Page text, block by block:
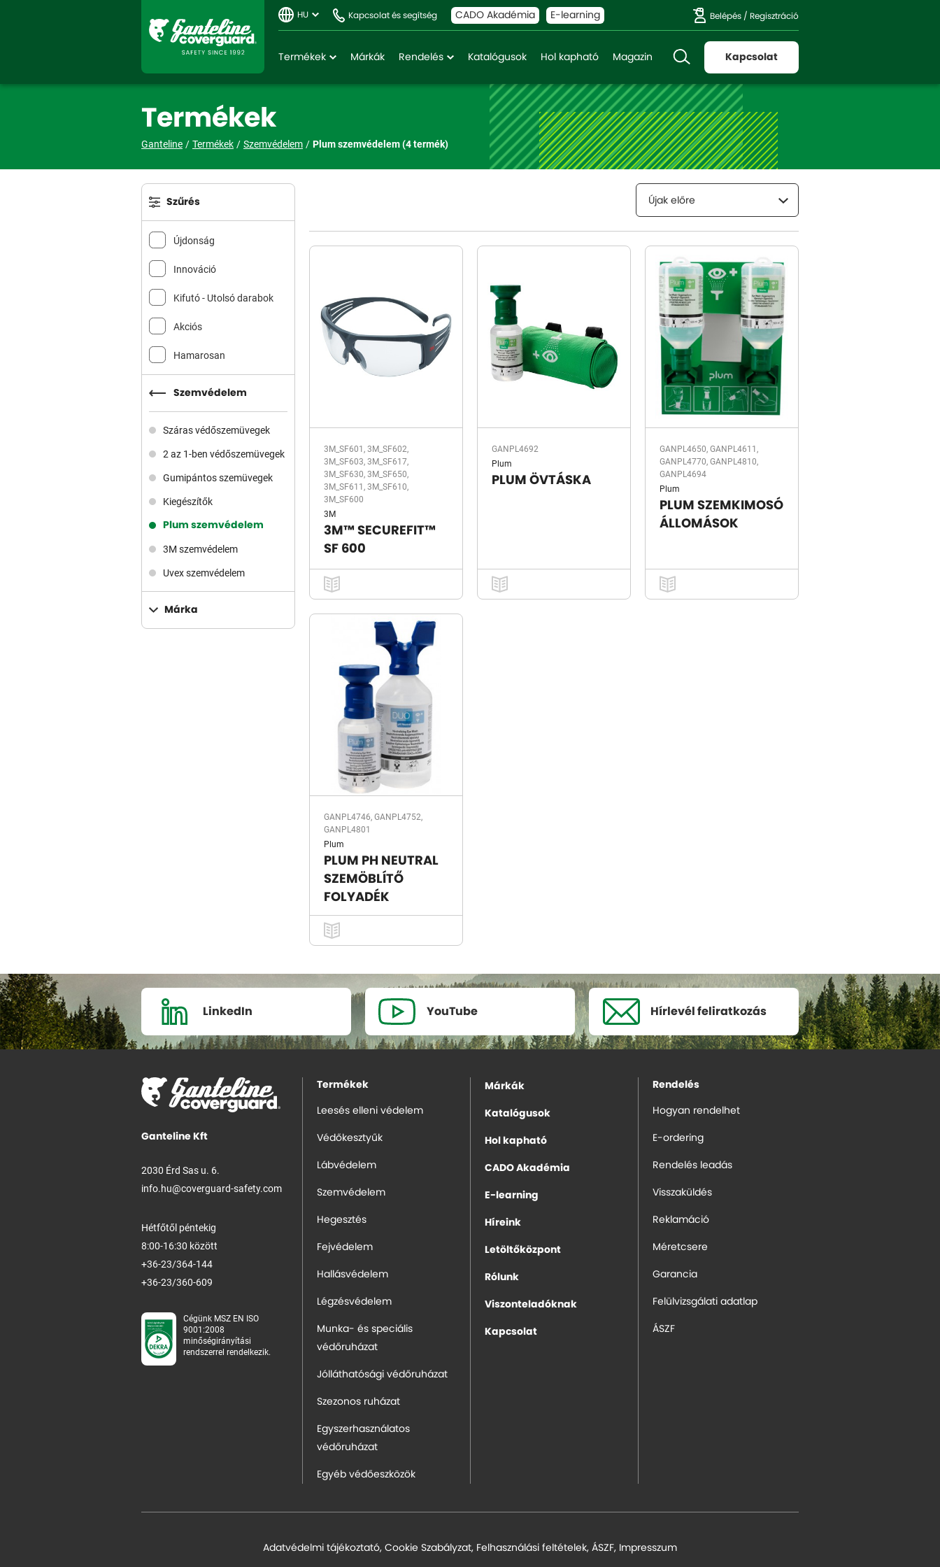
HU Kapcsolat és segítség CADO Akadémia E-learning Belépés / Regisztráció
Termékek Márkák Rendelés Katalógusok Hol kapható Magazin Kapcsolat
Termékek
Ganteline Termékek Szemvédelem Plum szemvédelem(4 termék)
Szűrés
Újdonság
Innováció
Kifutó - Utolsó darabok
Akciós
Hamarosan
Szemvédelem
Száras védőszemüvegek
2 az 1-ben védőszemüvegek
Gumipántos szemüvegek
Kiegészítők
Plum szemvédelem
3M szemvédelem
Uvex szemvédelem
Márka
Újak előre
3M_SF601, 3M_SF602,
3M_SF603, 3M_SF617,
3M_SF630, 3M_SF650,
3M_SF611, 3M_SF610,
3M_SF600
3M
3M™ SECUREFIT™
SF 600
GANPL4692
Plum
PLUM ÖVTÁSKA
GANPL4650, GANPL4611,
GANPL4770, GANPL4810,
GANPL4694
Plum
PLUM SZEMKIMOSÓ
ÁLLOMÁSOK
GANPL4746, GANPL4752,
GANPL4801
Plum
PLUM PH NEUTRAL
SZEMÖBLÍTŐ
FOLYADÉK
LinkedIn YouTube Hírlevél feliratkozás
Ganteline Kft
2030 Érd Sas u. 6.
info.hu@coverguard-safety.com
Hétfőtől péntekig
8:00-16:30 között
+36-23/364-144
+36-23/360-609
Cégünk MSZ EN ISO
9001:2008
minőségirányítási
rendszerrel rendelkezik.
Termékek
Leesés elleni védelem
Védőkesztyűk
Lábvédelem
Szemvédelem
Hegesztés
Fejvédelem
Hallásvédelem
Légzésvédelem
Munka- és speciális
védőruházat
Jólláthatósági védőruházat
Szezonos ruházat
Egyszerhasználatos
védőruházat
Egyéb védőeszközök
Márkák
Katalógusok
Hol kapható
CADO Akadémia
E-learning
Híreink
Letöltőközpont
Rólunk
Viszonteladóknak
Kapcsolat
Rendelés
Hogyan rendelhet
E-ordering
Rendelés leadás
Visszaküldés
Reklamáció
Méretcsere
Garancia
Felülvizsgálati adatlap
ÁSZF
Adatvédelmi tájékoztató, Cookie Szabályzat, Felhasználási feltételek, ÁSZF, Impresszum